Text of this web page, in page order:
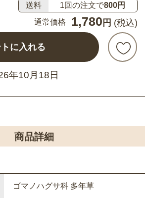
送料 1回の注文で800円
通常価格
1,780 円 (税込)
に入れる
年10月18日
商品詳細
ゴマノハグサ科 多年草